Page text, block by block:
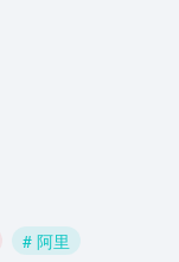
# 阿里